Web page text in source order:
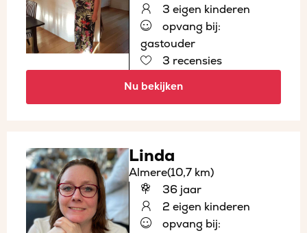
3 eigen kinderen
opvang bij:
gastouder
3 recensies
Nu bekijken
Linda
Almere(10,7 km)
36 jaar
2 eigen kinderen
opvang bij: